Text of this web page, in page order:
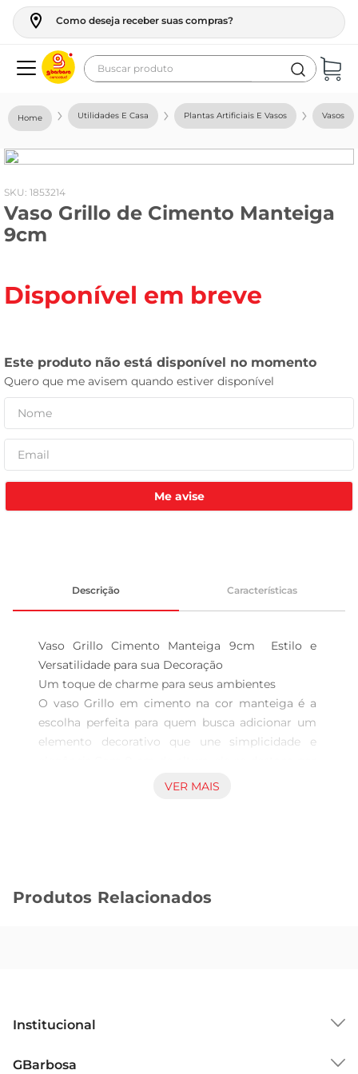
Como deseja receber suas compras?
Buscar produto
Utilidades E Casa Plantas Artificiais E Vasos Vasos
: 1853214
Vaso Grillo de Cimento Manteiga
9cm
Disponível em breve
Me avise
Descrição Características
Vaso Grillo Cimento Manteiga 9cm  Estilo e
Versatilidade para sua Decoração
Um toque de charme para seus ambientes
O vaso Grillo em cimento na cor manteiga é a
escolha perfeita para quem busca adicionar um
elemento decorativo que une simplicidade e
seu design minimalista, ideal para compor
Materiais e acabamentos de qualidade
externo, permitindo que você decore sua casa,
Recomendações de uso
VER MAIS
Produtos Relacionados
Institucional
GBarbosa
geladeira
fogao
café
cerveja
leite
celular